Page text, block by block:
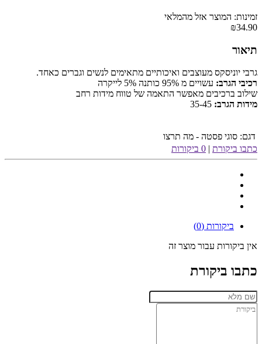
זמינות: המוצר אזל מהמלאי
₪34.90
תיאור
גרבי יוניסקס מעוצבים ואיכותיים מתאימים לנשים וגברים כאחד.
רכיבי הגרב: עשויים מ 95% כותנה 5% לייקרה
שילוב ברכיבים מאפשר התאמה של טווח מידות רחב
מידות הגרב: 35-45
דגם: סוגי פסטה - מה תרצו
כתבו ביקורת | 0 ביקורות
ביקורות (0)
אין ביקורות עבור מוצר זה
כתבו ביקורת